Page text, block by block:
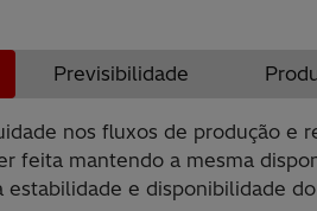
Previsibilidade
nos fluxos de produção e
feita mantendo a mesma
estabilidade e disponibilidade